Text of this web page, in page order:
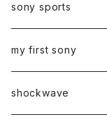
sony sports
my first sony
shockwave